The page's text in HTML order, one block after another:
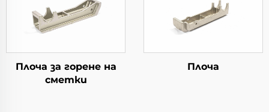
Плоча за горене на
сметки
Плоча